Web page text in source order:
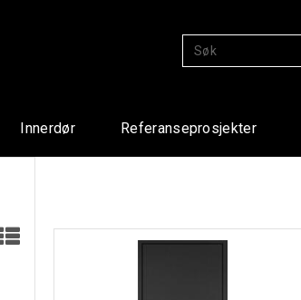
Innerdør Referanseprosjekter